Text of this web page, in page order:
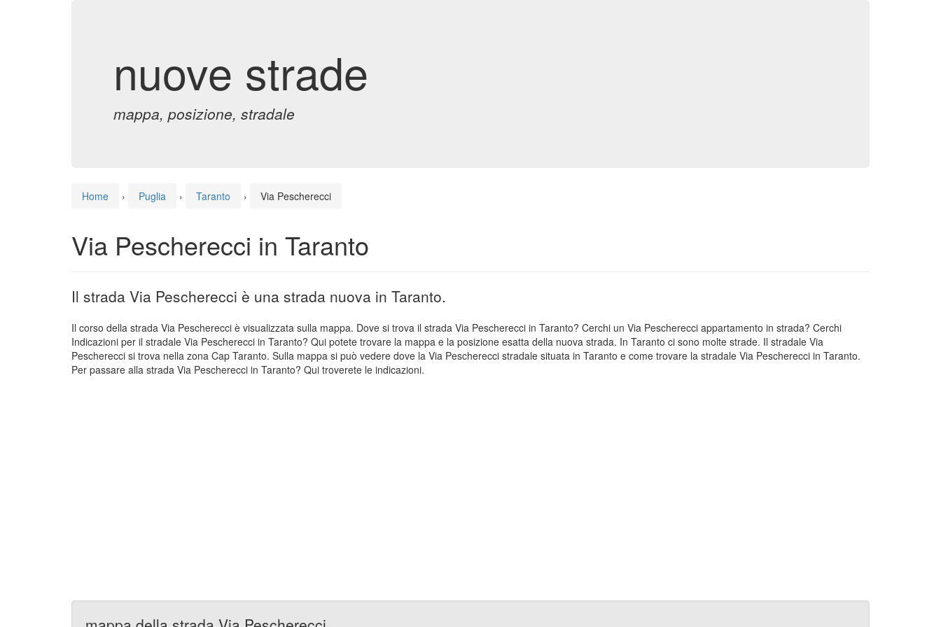
nuove strade
mappa, posizione, stradale
Home › Puglia › Taranto › Via Pescherecci
Via Pescherecci in Taranto
Il strada Via Pescherecci è una strada nuova in Taranto.
Il corso della strada Via Pescherecci è visualizzata sulla mappa. Dove si trova il strada Via Pescherecci in Taranto? Cerchi un Via Pescherecci appartamento in strada? Cerchi
Indicazioni per il stradale Via Pescherecci in Taranto? Qui potete trovare la mappa e la posizione esatta della nuova strada. In Taranto ci sono molte strade. Il stradale Via
Pescherecci si trova nella zona Cap Taranto. Sulla mappa si può vedere dove la Via Pescherecci stradale situata in Taranto e come trovare la stradale Via Pescherecci in Taranto.
Per passare alla strada Via Pescherecci in Taranto? Qui troverete le indicazioni.